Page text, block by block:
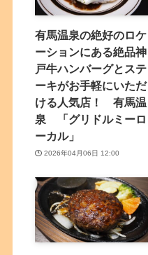
有馬温泉の絶好のロケ
ーションにある絶品神
戸牛ハンバーグとステ
ーキがお手軽にいただ
ける人気店！ 有馬温
泉 「グリドルミーロ
ーカル」
2026年04月06日 12:00